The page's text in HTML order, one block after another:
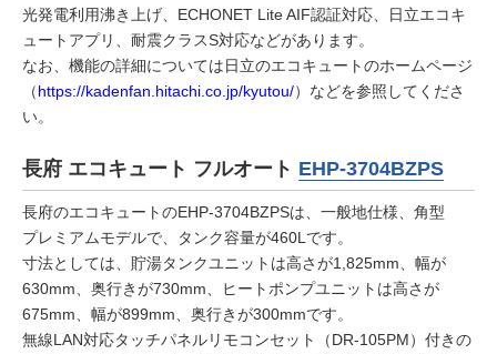
光発電利用沸き上げ、ECHONET Lite AIF認証対応、日立エコキ
ュートアプリ、耐震クラスS対応などがあります。
なお、機能の詳細については日立のエコキュートのホームページ
（https://kadenfan.hitachi.co.jp/kyutou/）などを参照してくださ
い。
長府 エコキュート フルオート EHP-3704BZPS
長府のエコキュートのEHP-3704BZPSは、一般地仕様、角型
プレミアムモデルで、タンク容量が460Lです。
寸法としては、貯湯タンクユニットは高さが1,825mm、幅が
630mm、奥行きが730mm、ヒートポンプユニットは高さが
675mm、幅が899mm、奥行きが300mmです。
無線LAN対応タッチパネルリモコンセット（DR-105PM）付きの